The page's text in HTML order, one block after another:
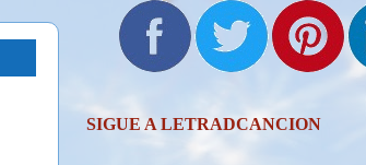
SIGUE A LETRADCANCION